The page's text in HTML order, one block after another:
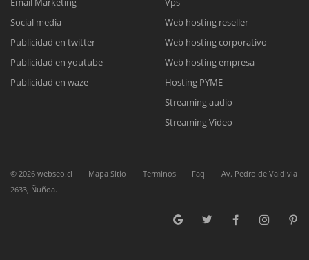
Nuestros ejecutivos le enviarán un correo electrónico con el enlace a
Cotización
Complete el formulario y nos contactaremos a la brevedad.
Chat Online
Todos nuestros ejecutivos están fuera de línea. Complete el formulario
para enviarnos un correo electrónico con sus datos personales.
Social media
Publicidad en twitter
Publicidad en youtube
Publicidad en waze
Web hosting reseller
Web hosting corporativo
Web hosting empresa
Hosting PYME
Streaming audio
Streaming Video
© 2026 webseo.cl Mapa Sitio Terminos Faq
Av. Pedro de Valdivia
2633, Ñuñoa.